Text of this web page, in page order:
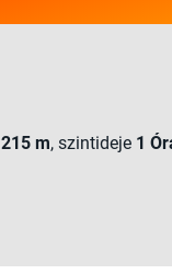
215 m, szintideje 1